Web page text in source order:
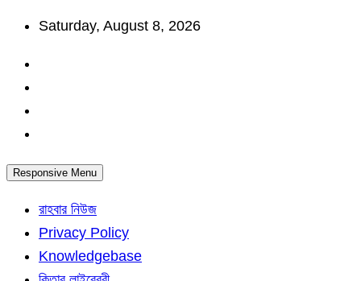
Skip
content
Saturday, August 8, 2026
Responsive Menu
রাহবার নিউজ
Privacy Policy
Knowledgebase